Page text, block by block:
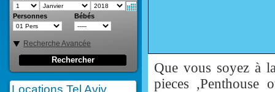
Personnes Bébés
Recherche Avancée
Rechercher
Locations Tel Aviv
Que vous soyez à
pieces